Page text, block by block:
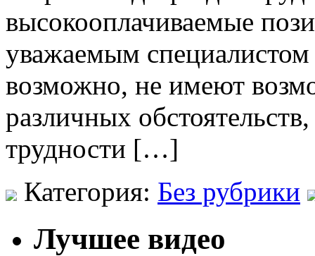
высокооплачиваемые
уважаемым
возможно, не имеют
различных
трудности […]
Категория: Без рубрики
Лучшее видео